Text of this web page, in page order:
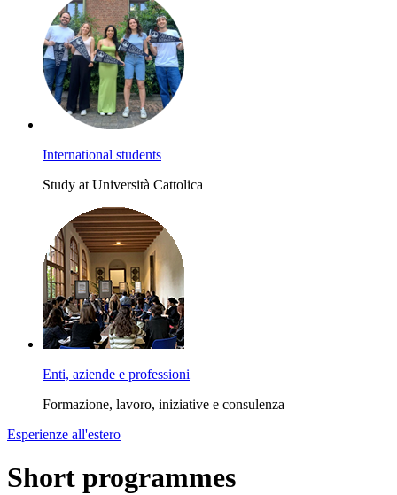
International students
Study at Università Cattolica
Enti, aziende e professioni
Formazione, lavoro, iniziative e consulenza
Esperienze all'estero
Short programmes